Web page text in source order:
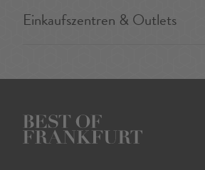
Einkaufszentren & Outlets